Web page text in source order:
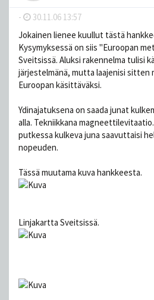
- 30.11.06 13:57
Jokainen lienee kuullut tästä
Kysymyksessä on siis "Euroopan
Sveitsissä. Aluksi rakennelma tulisi
järjestelmänä, mutta laajenisi sitten
Euroopan käsittäväksi.
Ydinajatuksena on saada junat
alla. Tekniikkana
putkessa kulkeva juna saavuttaisi
nopeuden.
Tässä muutama kuva hankkeesta.
Linjakartta Sveitsissä.